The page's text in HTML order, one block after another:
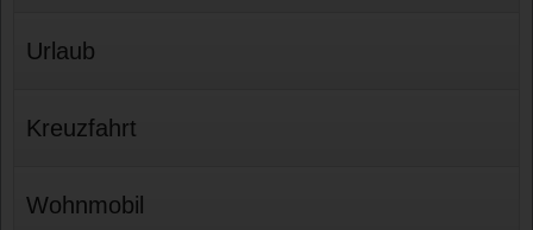
Urlaub
Kreuzfahrt
Wohnmobil